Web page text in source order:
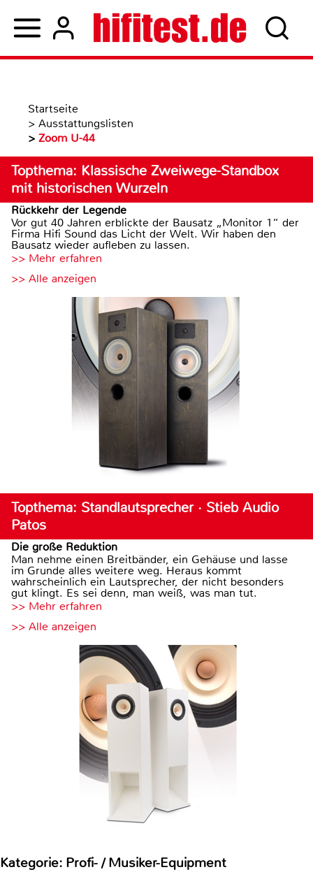
Startseite
> Ausstattungslisten
> Zoom U-44
Topthema: Klassische Zweiwege-Standbox
mit historischen Wurzeln
Rückkehr der Legende
Vor gut 40 Jahren erblickte der Bausatz „Monitor 1“ der
Firma Hifi Sound das Licht der Welt. Wir haben den
Bausatz wieder aufleben zu lassen.
>> Mehr erfahren
>> Alle anzeigen
Topthema: Standlautsprecher · Stieb Audio
Patos
Die große Reduktion
Man nehme einen Breitbänder, ein Gehäuse und lasse
im Grunde alles weitere weg. Heraus kommt
wahrscheinlich ein Lautsprecher, der nicht besonders
gut klingt. Es sei denn, man weiß, was man tut.
>> Mehr erfahren
>> Alle anzeigen
Kategorie: Profi- / Musiker-Equipment